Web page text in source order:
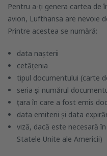
Pentru a-ți genera cartea de
avion, Lufthansa are nevoie
Printre acestea se numără:
data nașterii
cetățenia
tipul documentului (carte
seria și numărul
țara în care a fost emis
data emiterii și data
viză, dacă este necesară
Statele Unite ale Americii)